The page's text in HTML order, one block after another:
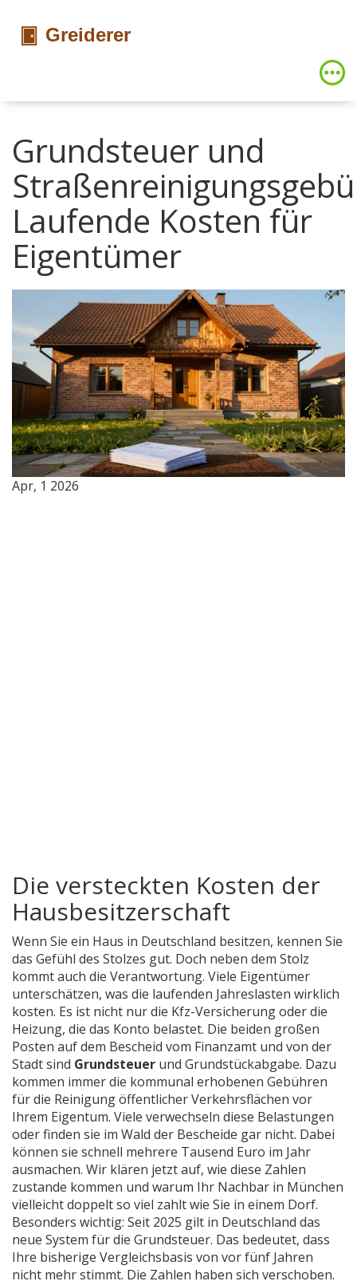
Grundsteuer und
Laufende Kosten für
Eigentümer
Apr, 1 2026
Die versteckten Kosten der
Hausbesitzerschaft
Wenn Sie ein Haus in Deutschland besitzen, kennen Sie
das Gefühl des Stolzes gut. Doch neben dem Stolz
kommt auch die Verantwortung. Viele Eigentümer
unterschätzen, was die laufenden Jahreslasten wirklich
kosten. Es ist nicht nur die Kfz-Versicherung oder die
Heizung, die das Konto belastet. Die beiden großen
Posten auf dem Bescheid vom Finanzamt und von der
Stadt sind Grundsteuer und Grundstückabgabe. Dazu
kommen immer die kommunal erhobenen Gebühren
für die Reinigung öffentlicher Verkehrsflächen vor
Ihrem Eigentum. Viele verwechseln diese Belastungen
oder finden sie im Wald der Bescheide gar nicht. Dabei
können sie schnell mehrere Tausend Euro im Jahr
ausmachen. Wir klären jetzt auf, wie diese Zahlen
zustande kommen und warum Ihr Nachbar in München
vielleicht doppelt so viel zahlt wie Sie in einem Dorf.
Besonders wichtig: Seit 2025 gilt in Deutschland das
neue System für die Grundsteuer. Das bedeutet, dass
Ihre bisherige Vergleichsbasis von vor fünf Jahren
nicht mehr stimmt. Die Zahlen haben sich verschoben.